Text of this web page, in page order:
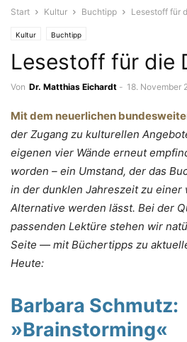
Start Kultur Buchtipp Lesestoff für
Kultur Buchtipp
Lesestoff für die
Von Dr. Matthias Eichardt - 18. November
Mit dem neuerlichen
der Zugang zu kulturellen
eigenen vier Wände erneut
worden – ein Umstand, der das
in der dunklen Jahreszeit zu einer
Alternative werden lässt. Bei der
passenden Lektüre stehen wir
Seite — mit Büchertipps zu
Heute:
Barbara Schmutz:
»Brainstorming«